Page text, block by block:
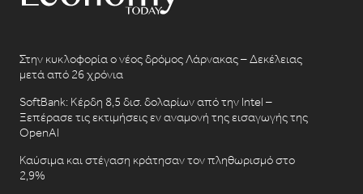
Στην κυκλοφορία ο νέος δρόμος Λάρνακας – Δεκέλειας
μετά από 26 χρόνια
SoftBank: Κέρδη 8,5 δισ. δολαρίων από την Intel –
Ξεπέρασε τις εκτιμήσεις εν αναμονή της εισαγωγής της
OpenAI
Καύσιμα και στέγαση κράτησαν τον πληθωρισμό στο
2,9%